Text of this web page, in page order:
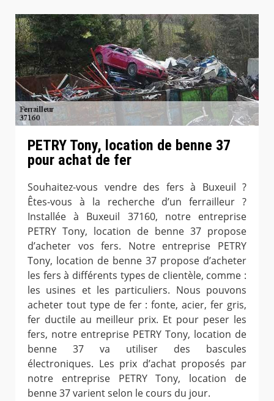
PETRY Tony, location de benne 37
pour achat de fer
Souhaitez-vous vendre des fers à Buxeuil ?
Êtes-vous à la recherche d’un ferrailleur ?
Installée à Buxeuil 37160, notre entreprise
PETRY Tony, location de benne 37 propose
d’acheter vos fers. Notre entreprise PETRY
Tony, location de benne 37 propose d’acheter
les fers à différents types de clientèle, comme :
les usines et les particuliers. Nous pouvons
acheter tout type de fer : fonte, acier, fer gris,
fer ductile au meilleur prix. Et pour peser les
fers, notre entreprise PETRY Tony, location de
benne 37 va utiliser des bascules
électroniques. Les prix d’achat proposés par
notre entreprise PETRY Tony, location de
benne 37 varient selon le cours du jour.